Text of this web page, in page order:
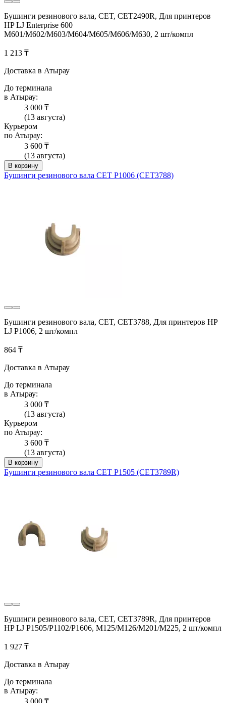
Бушинги резинового вала, CET, CET2490R, Для принтеров
HP LJ Enterprise 600
M601/M602/M603/M604/M605/M606/M630, 2 шт/компл
1 213 ₸
Доставка в Атырау
До терминала
в Атырау:
3 000 ₸
(13 августа)
Курьером
по Атырау:
3 600 ₸
(13 августа)
В корзину
Бушинги резинового вала CET P1006 (CET3788)
Бушинги резинового вала, CET, CET3788, Для принтеров HP
LJ P1006, 2 шт/компл
864 ₸
Доставка в Атырау
До терминала
в Атырау:
3 000 ₸
(13 августа)
Курьером
по Атырау:
3 600 ₸
(13 августа)
В корзину
Бушинги резинового вала CET P1505 (CET3789R)
Бушинги резинового вала, CET, CET3789R, Для принтеров
HP LJ P1505/P1102/P1606, M125/M126/M201/M225, 2 шт/компл
1 927 ₸
Доставка в Атырау
До терминала
в Атырау: